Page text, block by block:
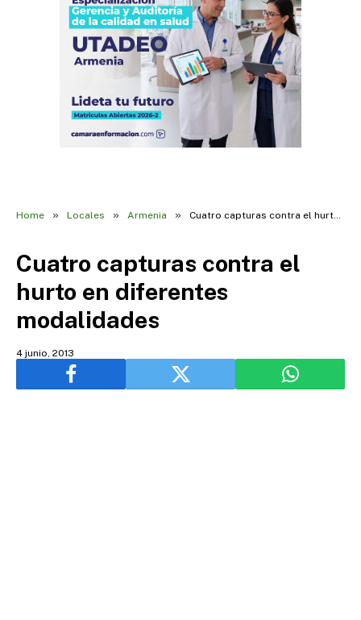
Home » Locales » Armenia » Cuatro capturas contra el hurto en diferentes modalidades
Cuatro capturas contra el
hurto en diferentes
modalidades
4 junio, 2013